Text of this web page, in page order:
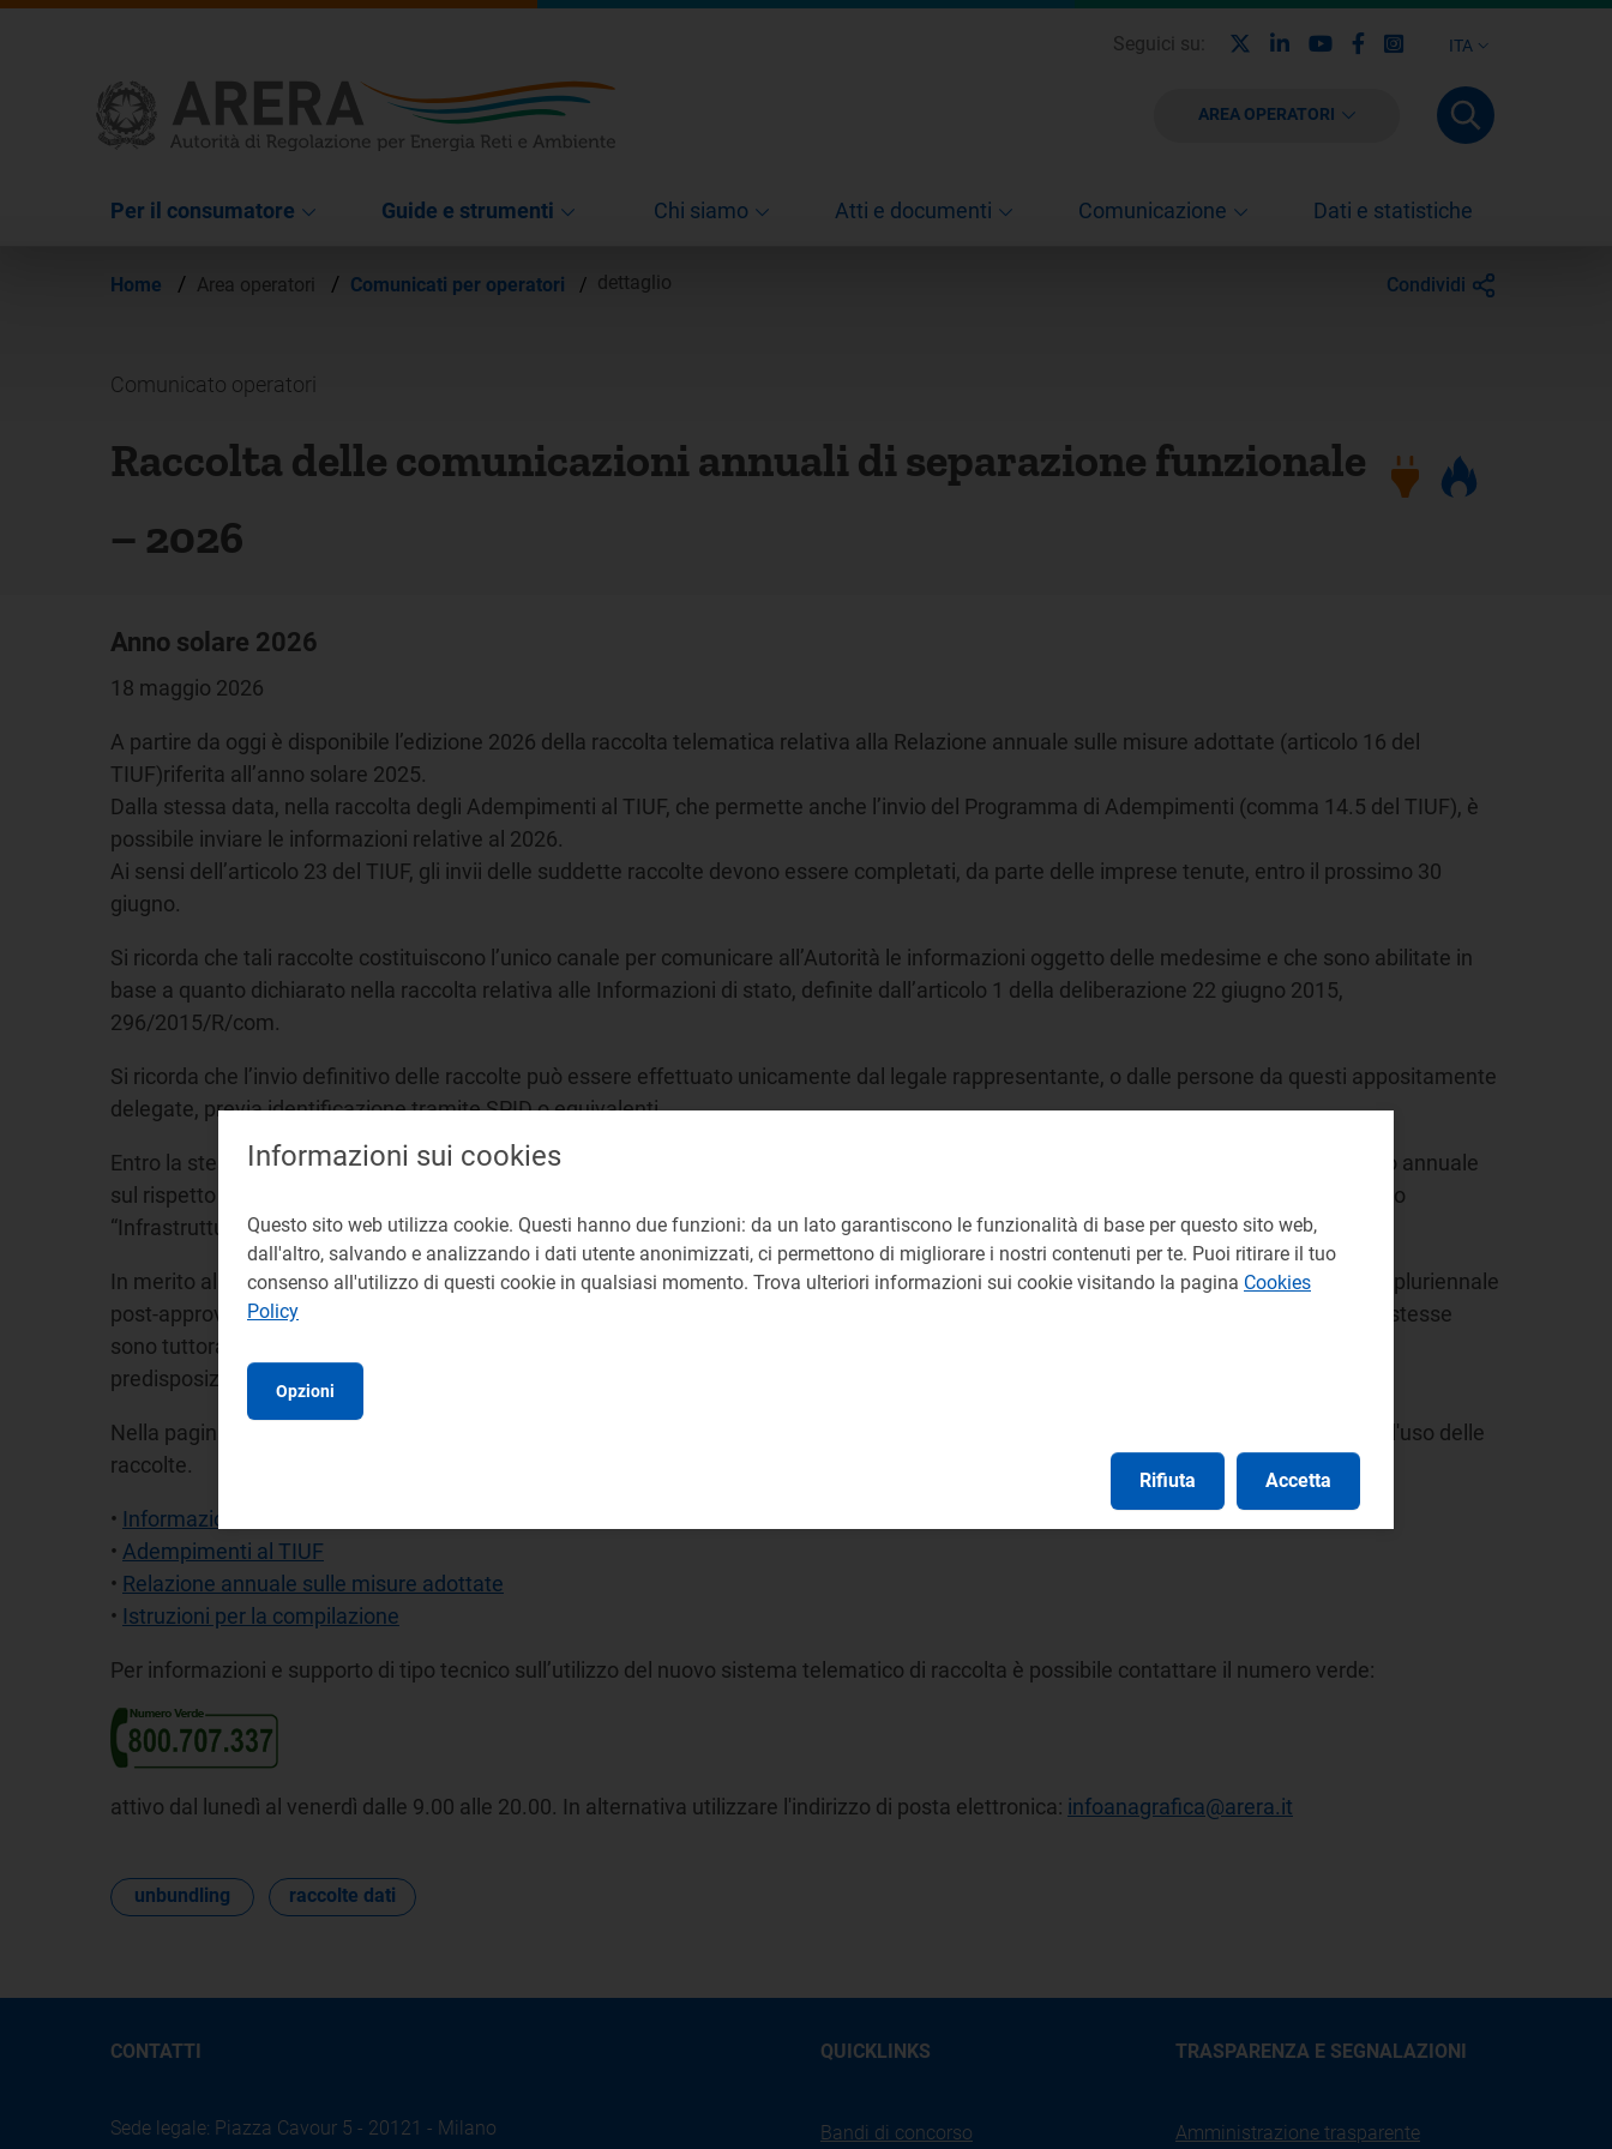
ITA
Seguici su: LinkedinYoutubeFacebook
Instagram
AREA OPERATORI
Per il consumatore Guide e strumenti Chi siamo Atti e documenti Comunicazione Dati e statistiche
Home / Area operatori / Comunicati per operatori / dettaglio Condividi
Comunicato operatori
Raccolta delle comunicazioni annuali di separazione funzionale
– 2026
Anno solare 2026
18 maggio 2026
A partire da oggi è disponibile l’edizione 2026 della raccolta telematica relativa alla Relazione annuale sulle misure adottate (articolo 16 del
TIUF)riferita all’anno solare 2025.
Dalla stessa data, nella raccolta degli Adempimenti al TIUF, che permette anche l’invio del Programma di Adempimenti (comma 14.5 del TIUF), è
possibile inviare le informazioni relative al 2026.
Ai sensi dell’articolo 23 del TIUF, gli invii delle suddette raccolte devono essere completati, da parte delle imprese tenute, entro il prossimo 30
giugno.
Si ricorda che tali raccolte costituiscono l’unico canale per comunicare all’Autorità le informazioni oggetto delle medesime e che sono abilitate in
base a quanto dichiarato nella raccolta relativa alle Informazioni di stato, definite dall’articolo 1 della deliberazione 22 giugno 2015,
296/2015/R/com.
Si ricorda che l’invio definitivo delle raccolte può essere effettuato unicamente dal legale rappresentante, o dalle persone da questi appositamente
delegate, previa identificazione tramite SPID o equivalenti.
Entro la stessa data dovrà essere inviata tramite PEC all’indirizzo info@arera.it l’edizione 2026, riferita all’anno solare 2025, del Rapporto annuale
sul rispetto degli obblighi della disciplina di accesso di terzi e sull’economicità della gestione (comma 6.3 del TIUF), indicando nell’oggetto
“Infrastrutture - Rapporto annuale sul rispetto degli obblighi della disciplina di accesso di terzi e sull’economicità della gestione”.
In merito alle raccolte telematiche relative al Piano di sviluppo annuale e pluriennale pre-approvazione e del Piano di sviluppo annuale e pluriennale
post-approvazione, previsti dalle lettere b) e c) del comma 14.2 del TIUF, si ricorda, come già riportato nei precedenti comunicati, che le stesse
sono tuttora sospese. Pertanto, nel perdurare della sospensione delle raccolte, permane come unico obbligo, ai sensi del TIUF, quello di
predisposizione dei Piani e di messa a disposizione degli stessi solo previa richiesta da parte dell’Autorità.
Nella pagina del sito internet dell’Autorità dedicata alla separazione funzionale sono disponibili la normativa di riferimento e il manuale d'uso delle
raccolte.
• Informazioni di stato
• Adempimenti al TIUF
• Relazione annuale sulle misure adottate
• Istruzioni per la compilazione
Per informazioni e supporto di tipo tecnico sull’utilizzo del nuovo sistema telematico di raccolta è possibile contattare il numero verde:
attivo dal lunedì al venerdì dalle 9.00 alle 20.00. In alternativa utilizzare l'indirizzo di posta elettronica: infoanagrafica@arera.it
unbundling raccolte dati
CONTATTI
Sede legale: Piazza Cavour 5 - 20121 - Milano
QUICKLINKS
Bandi di concorso
TRASPARENZA E SEGNALAZIONI
Amministrazione trasparente
Informazioni sui cookies
Questo sito web utilizza cookie. Questi hanno due funzioni: da un lato garantiscono le funzionalità di base per questo sito web,
dall'altro, salvando e analizzando i dati utente anonimizzati, ci permettono di migliorare i nostri contenuti per te. Puoi ritirare il tuo
consenso all'utilizzo di questi cookie in qualsiasi momento. Trova ulteriori informazioni sui cookie visitando la pagina Cookies
Policy
Opzioni
Rifiuta Accetta